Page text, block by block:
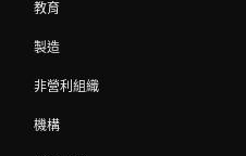
教育
製造
非營利組織
機構